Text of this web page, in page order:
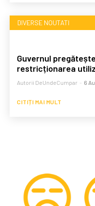
DIVERSE NOUTATI
Guvernul
restricționarea
Autorii DeUndeCumpar - 6
CITIȚI MAI MULT